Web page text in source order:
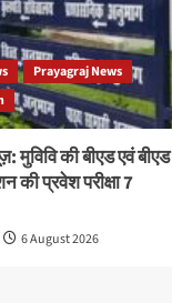
Prayagraj News
मुविवि की बीएड एवं बीएड
प्रवेश परीक्षा 7
6 August 2026